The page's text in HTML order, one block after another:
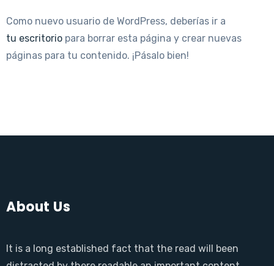
Como nuevo usuario de WordPress, deberías ir a
tu escritorio para borrar esta página y crear nuevas
páginas para tu contenido. ¡Pásalo bien!
About Us
It is a long established fact that the read will been